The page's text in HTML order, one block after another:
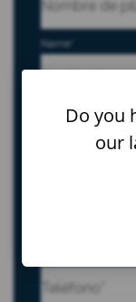
Name
Correo electrónico
Do you
our